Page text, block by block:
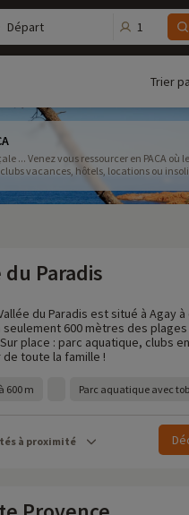
Départ 1
Trier
... Venez vous ressourcer en PACA où
vacances, hôtels, locations ou
du Paradis
du Paradis est situé à Agay
seulement 600 mètres des
place : parc aquatique, clubs
toute la famille !
600 m Parc aquatique avec
à proximité